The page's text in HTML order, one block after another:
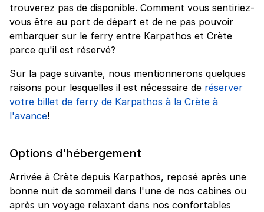
trouverez pas de disponible. Comment vous sentiriez-
vous être au port de départ et de ne pas pouvoir
embarquer sur le ferry entre Karpathos et Crète
parce qu'il est réservé?
Sur la page suivante, nous mentionnerons quelques
raisons pour lesquelles il est nécessaire de réserver
votre billet de ferry de Karpathos à la Crète à
l'avance!
Options d'hébergement
Arrivée à Crète depuis Karpathos, reposé après une
bonne nuit de sommeil dans l'une de nos cabines ou
après un voyage relaxant dans nos confortables